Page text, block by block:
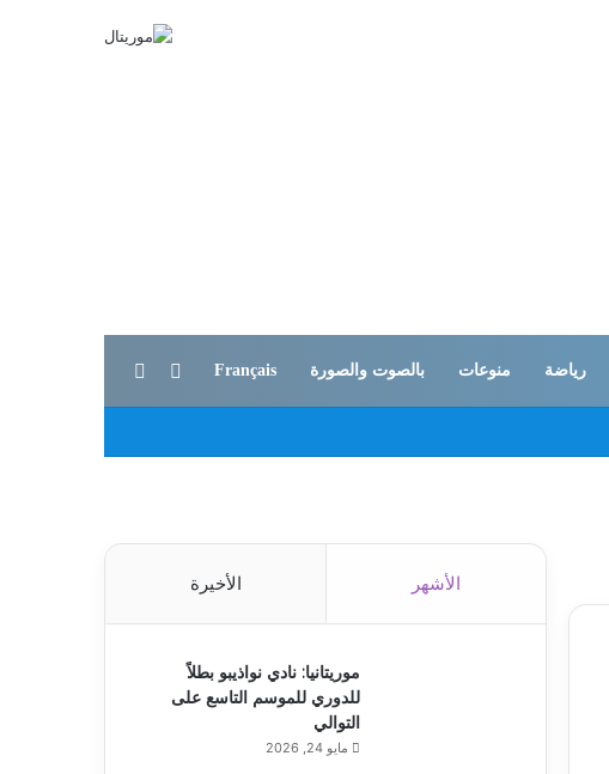
رياضة منوعات بالصوت والصورة Français الوضع المظلم
الأشهر الأخيرة
موريتانيا: نادي نواذيبو بطلاً
للدوري للموسم التاسع على
التوالي
مايو 24, 2026